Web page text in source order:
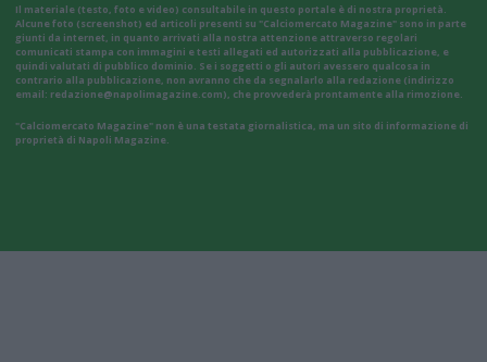
Il materiale (testo, foto e video) consultabile in questo portale è di nostra proprietà.
Alcune foto (screenshot) ed articoli presenti su "Calciomercato Magazine" sono in parte
giunti da internet, in quanto arrivati alla nostra attenzione attraverso regolari
comunicati stampa con immagini e testi allegati ed autorizzati alla pubblicazione, e
quindi valutati di pubblico dominio. Se i soggetti o gli autori avessero qualcosa in
contrario alla pubblicazione, non avranno che da segnalarlo alla redazione (indirizzo
email: redazione@napolimagazine.com), che provvederà prontamente alla rimozione.
"Calciomercato Magazine" non è una testata giornalistica, ma un sito di informazione di
proprietà di Napoli Magazine.